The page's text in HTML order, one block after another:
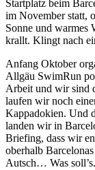
Startplatz beim
im November statt,
Sonne und warmes
krallt. Klingt nach
Anfang Oktober
Allgäu SwimRun
Arbeit und wir sind
laufen wir noch
Kappadokien. Und
landen wir in
Briefing, dass wir
oberhalb
Autsch… Was